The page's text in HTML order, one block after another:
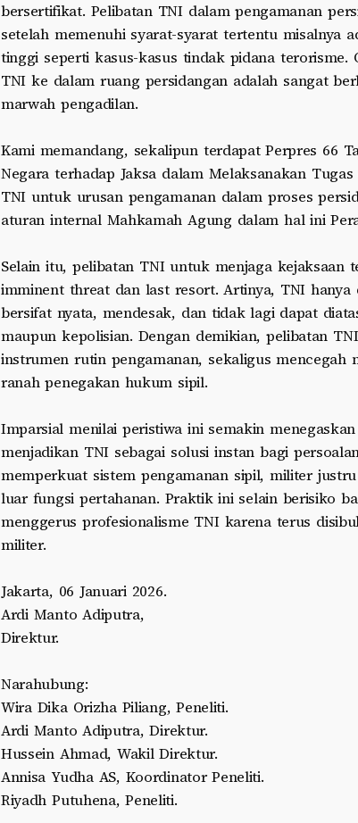
bersertifikat. Pelibatan TNI dalam pengamanan
setelah memenuhi syarat-syarat tertentu misalnya
tinggi seperti kasus-kasus tindak pidana terorisme.
TNI ke dalam ruang persidangan adalah sangat
marwah pengadilan.
Kami memandang, sekalipun terdapat Perpres 66
Negara terhadap Jaksa dalam Melaksanakan
TNI untuk urusan pengamanan dalam proses
aturan internal Mahkamah Agung dalam hal ini
Selain itu, pelibatan TNI untuk menjaga kejaksaan
imminent threat dan last resort. Artinya, TNI
bersifat nyata, mendesak, dan tidak lagi dapat
maupun kepolisian. Dengan demikian, pelibatan
instrumen rutin pengamanan, sekaligus mencegah
ranah penegakan hukum sipil.
Imparsial menilai peristiwa ini semakin
menjadikan TNI sebagai solusi instan bagi
memperkuat sistem pengamanan sipil, militer
luar fungsi pertahanan. Praktik ini selain berisiko
menggerus profesionalisme TNI karena terus
militer.
Jakarta, 06 Januari 2026.
Ardi Manto Adiputra,
Direktur.
Narahubung:
Wira Dika Orizha Piliang, Peneliti.
Ardi Manto Adiputra, Direktur.
Hussein Ahmad, Wakil Direktur.
Annisa Yudha AS, Koordinator Peneliti.
Riyadh Putuhena, Peneliti.